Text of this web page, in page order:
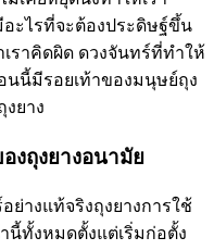
อะไรที่จะต้องประดิษฐ์ขึ้น
ราคิดผิด ดวงจันทร์ที่ทำให้
นี้มีรอยเท้าของมนุษย์ถุง
ยาง
งถุงยางอนามัย
ย่างแท้จริงถุงยางการใช้
นี้ทั้งหมดตั้งแต่เริ่มก่อตั้ง